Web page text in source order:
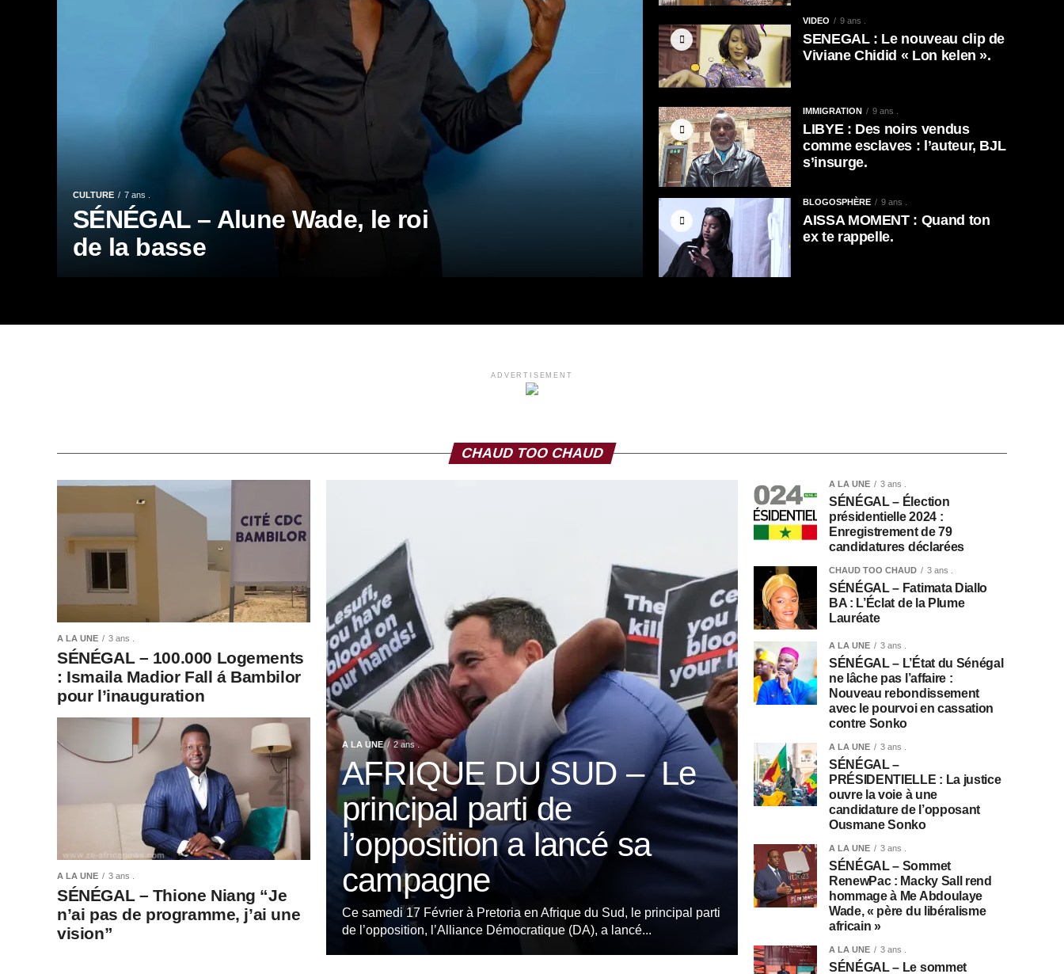
CULTURE 7 ans .
SÉNÉGAL – Alune Wade, le roi
de la basse
VIDEO 9 ans .
SENEGAL : Le nouveau clip de
Viviane Chidid « Lon kelen ».
IMMIGRATION 9 ans .
LIBYE : Des noirs vendus
comme esclaves : l’auteur, BJL
s’insurge.
BLOGOSPHÈRE 9 ans .
AISSA MOMENT : Quand ton
ex te rappelle.
ADVERTISEMENT
CHAUD TOO CHAUD
A LA UNE 2 ans .
AFRIQUE DU SUD – Le
principal parti de
l’opposition a lancé sa
campagne
Ce samedi 17 Février à Pretoria en Afrique du Sud, le principal parti
de l’opposition, l’Alliance Démocratique (DA), a lancé...
A LA UNE 3 ans .
SÉNÉGAL – 100.000 Logements
: Ismaila Madior Fall á Bambilor
pour l’inauguration
A LA UNE 3 ans .
SÉNÉGAL – Thione Niang “Je
n’ai pas de programme, j’ai une
vision”
A LA UNE 3 ans .
SÉNÉGAL – Élection
présidentielle 2024 :
Enregistrement de 79
candidatures déclarées
CHAUD TOO CHAUD 3 ans .
SÉNÉGAL – Fatimata Diallo
BA : L’Éclat de la Plume
Lauréate
A LA UNE 3 ans .
SÉNÉGAL – L’État du Sénégal
ne lâche pas l’affaire :
Nouveau rebondissement
avec le pourvoi en cassation
contre Sonko
A LA UNE 3 ans .
SÉNÉGAL –
PRÉSIDENTIELLE : La justice
ouvre la voie à une
candidature de l’opposant
Ousmane Sonko
A LA UNE 3 ans .
SÉNÉGAL – Sommet
RenewPac : Macky Sall rend
hommage à Me Abdoulaye
Wade, « père du libéralisme
africain »
A LA UNE 3 ans .
SÉNÉGAL – Le sommet